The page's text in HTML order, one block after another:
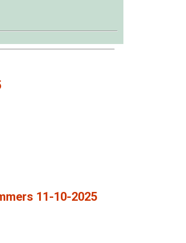
11-10-2025